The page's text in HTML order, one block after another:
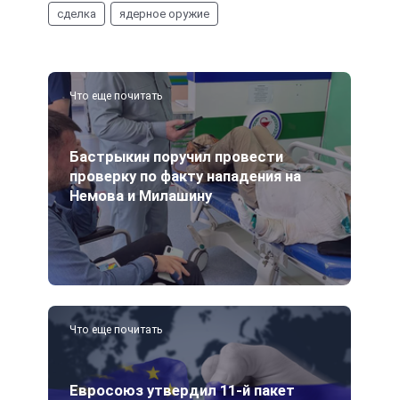
сделка ядерное оружие
Что еще почитать
Бастрыкин поручил провести
проверку по факту нападения на
Немова и Милашину
Что еще почитать
Евросоюз утвердил 11-й пакет